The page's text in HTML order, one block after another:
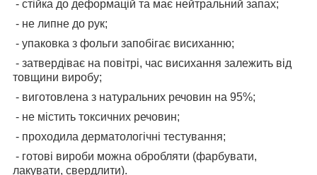
- стійка до деформацій та має нейтральний запах;
- не липне до рук;
- упаковка з фольги запобігає висиханню;
- затвердіває на повітрі, час висихання залежить від
товщини виробу;
- виготовлена з натуральних речовин на 95%;
- не містить токсичних речовин;
- проходила дерматологічні тестування;
- готові вироби можна обробляти (фарбувати,
лакувати, свердлити).